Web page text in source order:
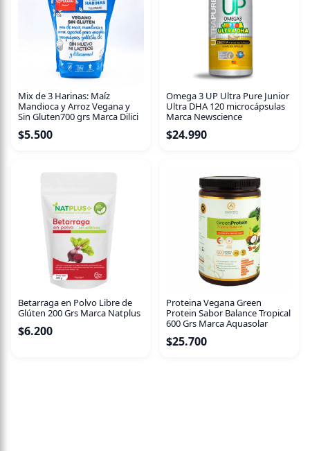
Libres de gluten, azúcar y aptas para veganos, son ideales
para disfrutar sin preocupaciones.
Mix de 3 Harinas: Maíz
Mandioca y Arroz Vegana y
Sin Gluten700 grs Marca Dilici
$5.500
Omega 3 UP Ultra Pure Junior
Ultra DHA 120 microcápsulas
Marca Newscience
$24.990
Betarraga en Polvo Libre de
Glúten 200 Grs Marca Natplus
$6.200
Proteina Vegana Green
Protein Sabor Balance Tropical
600 Grs Marca Aquasolar
$25.700